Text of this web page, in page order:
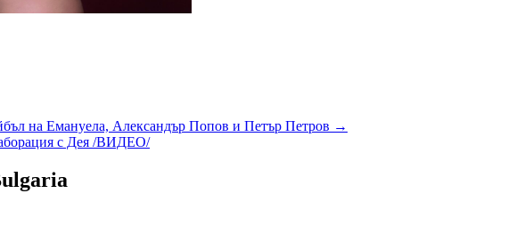
на Емануела, Александър Попов и Петър Петров →
с Дея /ВИДЕО/